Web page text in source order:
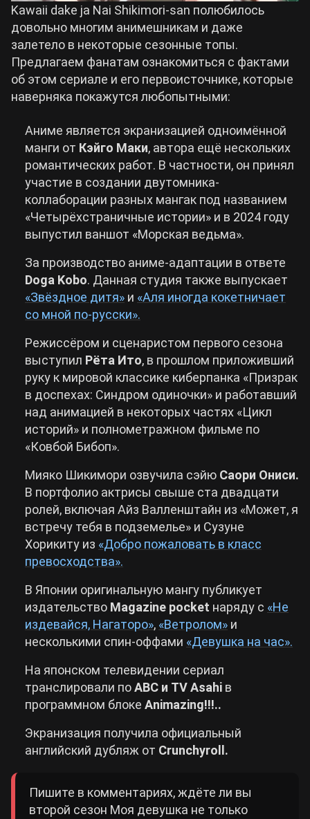
Kawaii dake ja Nai Shikimori-san полюбилось
довольно многим анимешникам и даже
залетело в некоторые сезонные топы.
Предлагаем фанатам ознакомиться с фактами
об этом сериале и его первоисточнике, которые
наверняка покажутся любопытными:
Аниме является экранизацией одноимённой
манги от Кэйго Маки, автора ещё нескольких
романтических работ. В частности, он принял
участие в создании двутомника-
коллаборации разных мангак под названием
«Четырёхстраничные истории» и в 2024 году
выпустил ваншот «Морская ведьма».
За производство аниме-адаптации в ответе
Doga Kobo. Данная студия также выпускает
«Звёздное дитя» и «Аля иногда кокетничает
со мной по-русски».
Режиссёром и сценаристом первого сезона
выступил Рёта Ито, в прошлом приложивший
руку к мировой классике киберпанка «Призрак
в доспехах: Синдром одиночки» и работавший
над анимацией в некоторых частях «Цикл
историй» и полнометражном фильме по
«Ковбой Бибоп».
Мияко Шикимори озвучила сэйю Саори Ониси.
В портфолио актрисы свыше ста двадцати
ролей, включая Айз Валленштайн из «Может, я
встречу тебя в подземелье» и Сузуне
Хорикиту из «Добро пожаловать в класс
превосходства».
В Японии оригинальную мангу публикует
издательство Magazine pocket наряду с «Не
издевайся, Нагаторо», «Ветролом» и
несколькими спин-оффами «Девушка на час».
На японском телевидении сериал
транслировали поABC и TV Asahi в
программном блоке Animazing!!!..
Экранизация получила официальный
английский дубляж от Crunchyroll.
Пишите в комментариях, ждёте ли вы
второй сезон Моя девушка не только